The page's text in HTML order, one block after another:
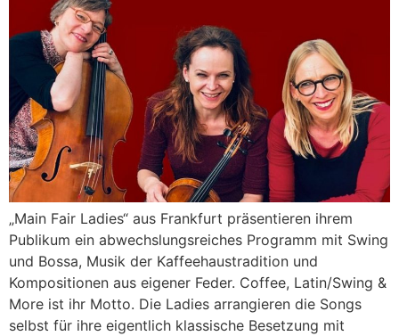
„Main Fair Ladies“ aus Frankfurt präsentieren ihrem
Publikum ein abwechslungsreiches Programm mit Swing
und Bossa, Musik der Kaffeehaustradition und
Kompositionen aus eigener Feder. Coffee, Latin/Swing &
More ist ihr Motto. Die Ladies arrangieren die Songs
selbst für ihre eigentlich klassische Besetzung mit